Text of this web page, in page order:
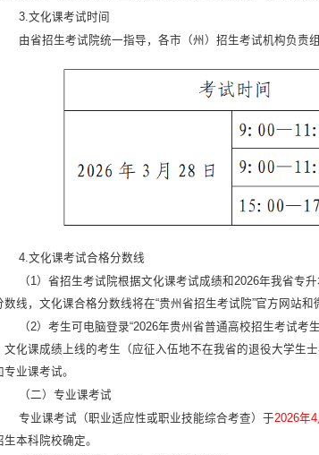
3.文化课考试时间
由省招生考试院统一指导，各市（州）招生考试机构负责
4.文化课考试合格分数线
（1）省招生考试院根据文化课考试成绩和2026年我省专
数线，文化课合格分数线将在“贵州省招生考试院”官方网站和
（2）考生可电脑登录“2026年贵州省普通高校招生考试
文化课成绩上线的考生（应征入伍地不在我省的退役大学生
专业课考试。
（二）专业课考试
专业课考试（职业适应性或职业技能综合考查）于2026年
生本科院校确定。